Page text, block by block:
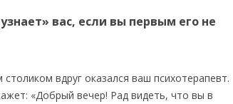
вас, если вы первым его не
вдруг оказался ваш психотерапевт.
«Добрый вечер! Рад видеть, что вы в